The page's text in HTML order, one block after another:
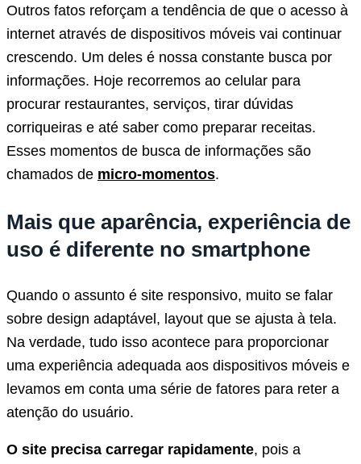
Outros fatos reforçam a tendência de que o acesso à
internet através de dispositivos móveis vai continuar
crescendo. Um deles é nossa constante busca por
informações. Hoje recorremos ao celular para
procurar restaurantes, serviços, tirar dúvidas
corriqueiras e até saber como preparar receitas.
Esses momentos de busca de informações são
chamados de micro-momentos.
Mais que aparência, experiência de
uso é diferente no smartphone
Quando o assunto é site responsivo, muito se falar
sobre design adaptável, layout que se ajusta à tela.
Na verdade, tudo isso acontece para proporcionar
uma experiência adequada aos dispositivos móveis e
levamos em conta uma série de fatores para reter a
atenção do usuário.
O site precisa carregar rapidamente, pois a